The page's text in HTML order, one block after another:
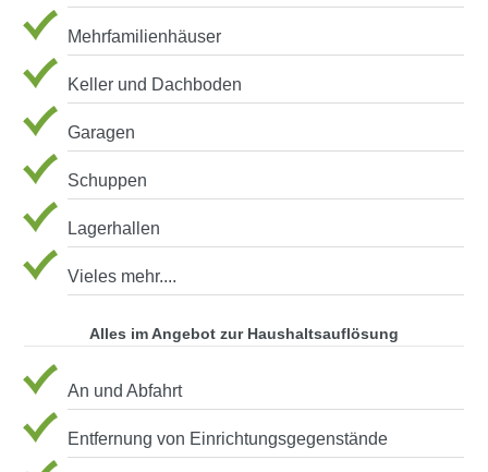
Mehrfamilienhäuser
Keller und Dachboden
Garagen
Schuppen
Lagerhallen
Vieles mehr....
Alles im Angebot zur Haushaltsauflösung
An und Abfahrt
Entfernung von Einrichtungsgegenstände